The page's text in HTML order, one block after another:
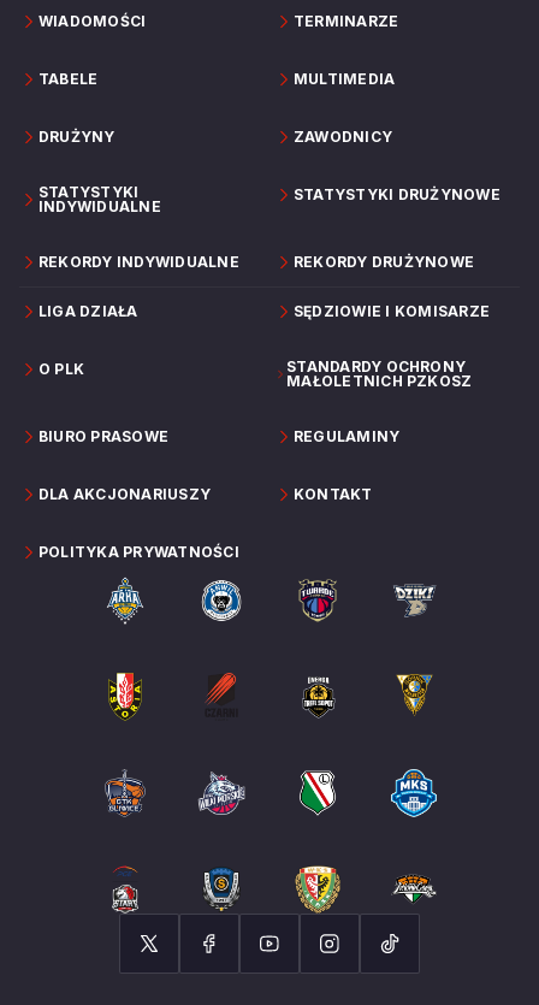
WIADOMOŚCI TERMINARZE
TABELE MULTIMEDIA
DRUŻYNY ZAWODNICY
STATYSTYKI
INDYWIDUALNE
STATYSTYKI DRUŻYNOWE
REKORDY INDYWIDUALNE REKORDY DRUŻYNOWE
LIGA DZIAŁA SĘDZIOWIE I KOMISARZE
O PLK
STANDARDY OCHRONY
MAŁOLETNICH PZKOSZ
BIURO PRASOWE REGULAMINY
DLA AKCJONARIUSZY KONTAKT
POLITYKA PRYWATNOŚCI